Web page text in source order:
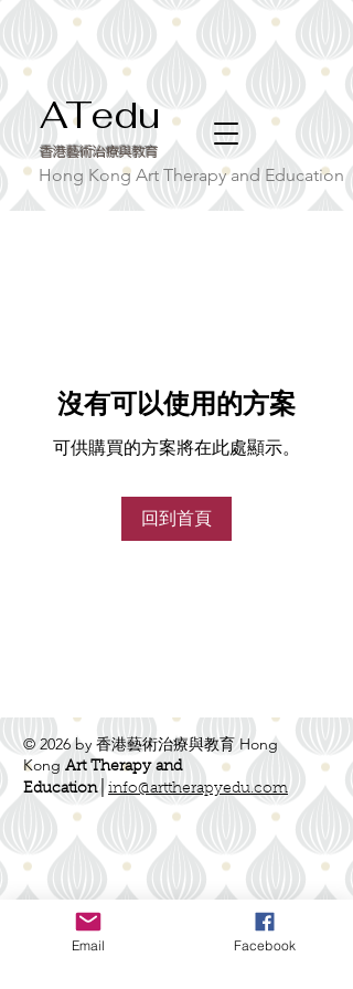
香港藝術治療與教育
ATedu
Hong Kong Art Therapy and Education​
沒有可以使用的方案
可供購買的方案將在此處顯示。
回到首頁
© 2026 by 香港藝術治療與教育 Hong
Kong Art Therapy and
Education│info@arttherapyedu.com
Email Facebook